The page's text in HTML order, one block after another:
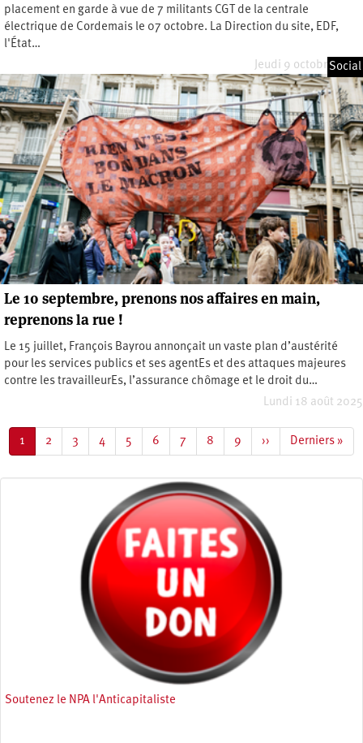
placement en garde à vue de 7 militants CGT de la centrale
électrique de Cordemais le 07 octobre. La Direction du site, EDF,
l'État…
Jeudi 9 octobre 2025
Social
Le 10 septembre, prenons nos affaires en main,
reprenons la rue !
Le 15 juillet, François Bayrou annonçait un vaste plan d’austérité
pour les services publics et ses agentEs et des attaques majeures
contre les travailleurEs, l’assurance chômage et le droit du…
Lundi 18 août 2025
Page
courante
1 Page
2 Page
3 Page
4 Page
5 Page
6 Page
7 Page
8 Page
9
Page
suivante
››
Dernière
page
Derniers »
Soutenez le NPA l'Anticapitaliste